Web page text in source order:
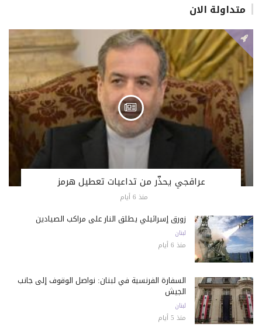
متداولة الان
عراقجي يحذّر من تداعيات تعطيل هرمز
منذ 6 أيام
زورق إسرائيلي يطلق النار على مراكب الصيادين
لبنان
منذ 6 أيام
السفارة الفرنسية في لبنان: نواصل الوقوف إلى جانب
الجيش
لبنان
منذ 5 أيام